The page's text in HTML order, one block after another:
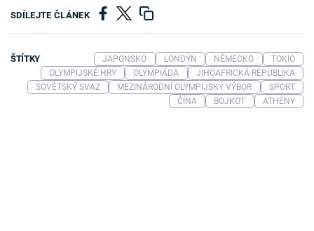
SDÍLEJTE ČLÁNEK
ŠTÍTKY JAPONSKO LONDÝN NĚMECKO
TOKIO
OLYMPIJSKÉ HRY
OLYMPIÁDA
JIHOAFRICKÁ REPUBLIKA
SOVĚTSKÝ SVAZ
MEZINÁRODNÍ OLYMPIJSKÝ VÝBOR
SPORT
ČÍNA
BOJKOT ATHÉNY